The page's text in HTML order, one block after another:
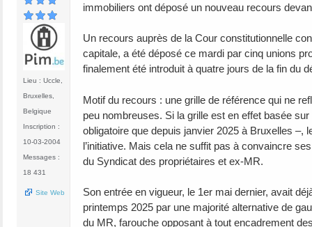
Lieu : Uccle,
Bruxelles,
Belgique
Inscription :
10-03-2004
Messages :
18 431
Site Web
immobiliers ont déposé un nouveau recours
Un recours auprès de la Cour constitutionnelle
capitale, a été déposé ce mardi par cinq unions
finalement été introduit à quatre jours de la fin du
Motif du recours : une grille de référence qui ne
peu nombreuses. Si la grille est en effet basée
obligatoire que depuis janvier 2025 à Bruxelles –,
l’initiative. Mais cela ne suffit pas à convaincre
du Syndicat des propriétaires et ex-MR.
Son entrée en vigueur, le 1er mai dernier, avait
printemps 2025 par une majorité alternative de
du MR, farouche opposant à tout encadrement